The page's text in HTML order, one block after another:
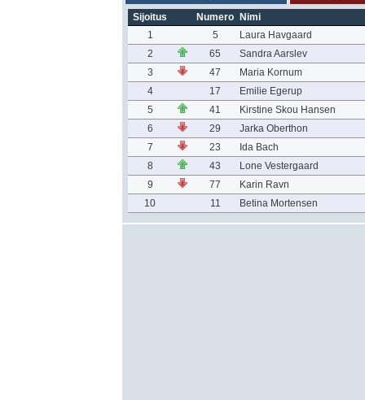
Sijoitus Numero
Nimi
1
5
Laura Havgaard
2
65
Sandra Aarslev
3
47
Maria Kornum
4
17
Emilie Egerup
5
41
Kirstine Skou Hansen
6
29
Jarka Oberthon
7
23
Ida Bach
8
43
Lone Vestergaard
9
77
Karin Ravn
10
11 Betina Mortensen